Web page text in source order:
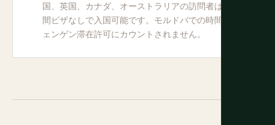
国、英国、カナダ、オーストラリアの訪問者は90日
間ビザなしで入国可能です。モルドバでの時間はシ
ェンゲン滞在許可にカウントされません。